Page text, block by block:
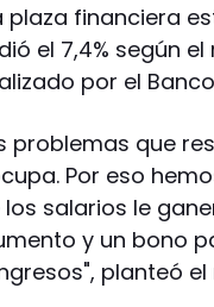
plaza financiera
el 7,4% según
por el
problemas que
Por eso
salarios le
y un bono
planteó